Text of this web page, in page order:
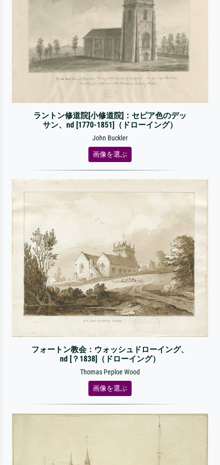
ラントン修道院[小修道院]：セピア色のデッ
サン、nd [1770-1851]（ドローイング）
John Buckler
画像を選ぶ
フォートン教会：ウォッシュドローイング、
nd [？1838]（ドローイング）
Thomas Peploe Wood
画像を選ぶ